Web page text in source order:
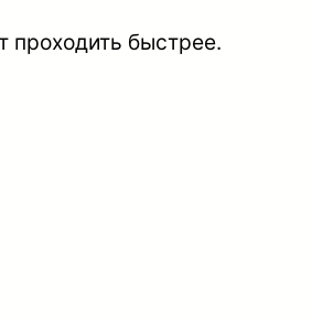
проходить быстрее.